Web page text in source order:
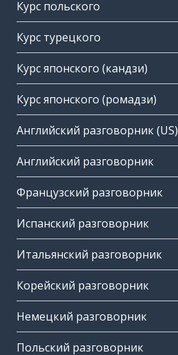
Курс польского
Курс турецкого
Курс японского (кандзи)
Курс японского (ромадзи)
Английский разговорник (US)
Английский разговорник
Французский разговорник
Испанский разговорник
Итальянский разговорник
Корейский разговорник
Немецкий разговорник
Польский разговорник